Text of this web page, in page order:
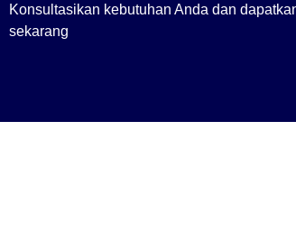
Konsultasikan kebutuhan Anda dan
sekarang